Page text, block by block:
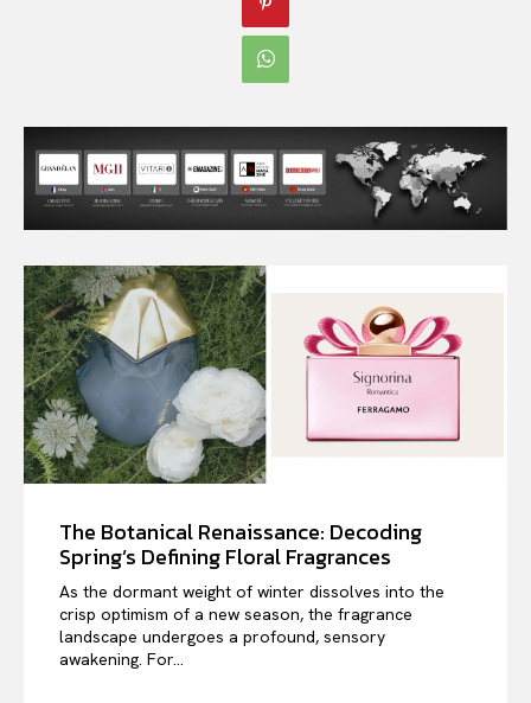
The Botanical Renaissance: Decoding
Spring’s Defining Floral Fragrances
As the dormant weight of winter dissolves into the
crisp optimism of a new season, the fragrance
landscape undergoes a profound, sensory
awakening. For...